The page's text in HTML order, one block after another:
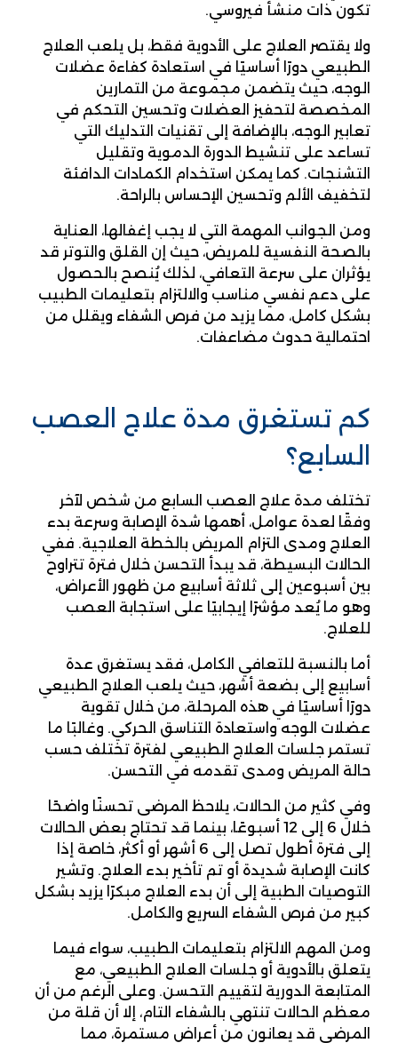
تكون ذات منشأ فيروسي.
ولا يقتصر العلاج على الأدوية فقط، بل يلعب العلاج
الطبيعي دورًا أساسيًا في استعادة كفاءة عضلات
الوجه، حيث يتضمن مجموعة من التمارين
المخصصة لتحفيز العضلات وتحسين التحكم في
تعابير الوجه، بالإضافة إلى تقنيات التدليك التي
تساعد على تنشيط الدورة الدموية وتقليل
التشنجات. كما يمكن استخدام الكمادات الدافئة
لتخفيف الألم وتحسين الإحساس بالراحة.
ومن الجوانب المهمة التي لا يجب إغفالها، العناية
بالصحة النفسية للمريض، حيث إن القلق والتوتر قد
يؤثران على سرعة التعافي، لذلك يُنصح بالحصول
على دعم نفسي مناسب والالتزام بتعليمات الطبيب
بشكل كامل، مما يزيد من فرص الشفاء ويقلل من
احتمالية حدوث مضاعفات.
كم تستغرق مدة علاج العصب
السابع؟
تختلف مدة علاج العصب السابع من شخص لآخر
وفقًا لعدة عوامل، أهمها شدة الإصابة وسرعة بدء
العلاج ومدى التزام المريض بالخطة العلاجية. ففي
الحالات البسيطة، قد يبدأ التحسن خلال فترة تتراوح
بين أسبوعين إلى ثلاثة أسابيع من ظهور الأعراض،
وهو ما يُعد مؤشرًا إيجابيًا على استجابة العصب
للعلاج.
أما بالنسبة للتعافي الكامل، فقد يستغرق عدة
أسابيع إلى بضعة أشهر، حيث يلعب العلاج الطبيعي
دورًا أساسيًا في هذه المرحلة، من خلال تقوية
عضلات الوجه واستعادة التناسق الحركي. وغالبًا ما
تستمر جلسات العلاج الطبيعي لفترة تختلف حسب
حالة المريض ومدى تقدمه في التحسن.
وفي كثير من الحالات، يلاحظ المرضى تحسنًا واضحًا
خلال 6 إلى 12 أسبوعًا، بينما قد تحتاج بعض الحالات
إلى فترة أطول تصل إلى 6 أشهر أو أكثر، خاصة إذا
كانت الإصابة شديدة أو تم تأخير بدء العلاج. وتشير
التوصيات الطبية إلى أن بدء العلاج مبكرًا يزيد بشكل
كبير من فرص الشفاء السريع والكامل.
ومن المهم الالتزام بتعليمات الطبيب، سواء فيما
يتعلق بالأدوية أو جلسات العلاج الطبيعي، مع
المتابعة الدورية لتقييم التحسن. وعلى الرغم من أن
معظم الحالات تنتهي بالشفاء التام، إلا أن قلة من
المرضى قد يعانون من أعراض مستمرة، مما